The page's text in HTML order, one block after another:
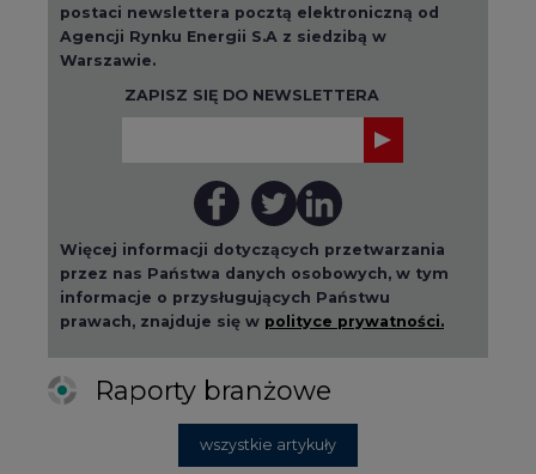
postaci newslettera pocztą elektroniczną od
Agencji Rynku Energii S.A z siedzibą w
Warszawie.
ZAPISZ SIĘ DO NEWSLETTERA
Więcej informacji dotyczących przetwarzania
przez nas Państwa danych osobowych, w tym
informacje o przysługujących Państwu
prawach, znajduje się w polityce prywatności.
Raporty branżowe
wszystkie artykuły